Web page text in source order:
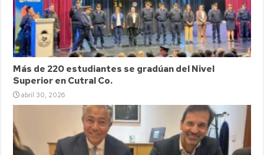
Más de 220 estudiantes se gradúan del Nivel
Superior en Cutral Co.
abril 30, 2026